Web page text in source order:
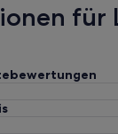
für